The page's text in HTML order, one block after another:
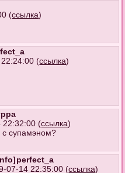
(ссылка)
(ссылка)
22:32:00 (ссылка)
с супамэном?
perfect_a
07-14 22:35:00 (ссылка)